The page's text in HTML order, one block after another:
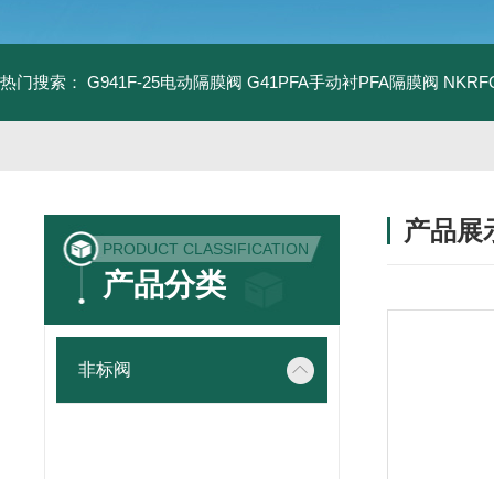
热门搜索： G941F-25电动隔膜阀 G41PFA手动衬PFA隔膜阀
PRODUCT CLASSIFICATION
产品分类
非标阀
产品展